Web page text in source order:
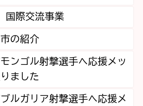
際交流事業
の紹介
ンゴル射撃選手へ応援メッ
ました
ルガリア射撃選手へ応援メ